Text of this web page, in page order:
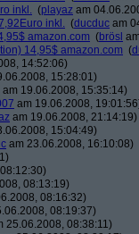
inkl. (playaz am
inkl. (ducduc am
amazon.com (brösl
14,95$ amazon.com (
14:52:06)
15:28:01)
am 19.06.2008, 15:35:14)
am 19.06.2008,
am 19.06.2008, 21:14:19)
15:04:49)
am 23.06.2008, 16:10:08)
08:13:19)
08:16:32)
08:19:37)
25.06.2008, 08:38:11)